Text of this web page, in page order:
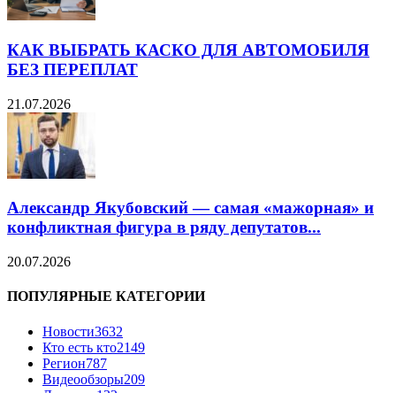
КАК ВЫБРАТЬ КАСКО ДЛЯ АВТОМОБИЛЯ
БЕЗ ПЕРЕПЛАТ
21.07.2026
Александр Якубовский — самая «мажорная» и
конфликтная фигура в ряду депутатов...
20.07.2026
ПОПУЛЯРНЫЕ КАТЕГОРИИ
Новости3632
Кто есть кто2149
Регион787
Видеообзоры209